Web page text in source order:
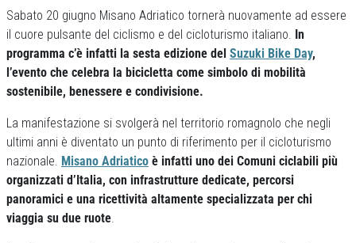
Sabato 20 giugno Misano Adriatico tornerà nuovamente ad essere
il cuore pulsante del ciclismo e del cicloturismo italiano. In
programma c’è infatti la sesta edizione del Suzuki Bike Day,
l’evento che celebra la bicicletta come simbolo di mobilità
sostenibile, benessere e condivisione.
La manifestazione si svolgerà nel territorio romagnolo che negli
ultimi anni è diventato un punto di riferimento per il cicloturismo
nazionale. Misano Adriatico è infatti uno dei Comuni ciclabili più
organizzati d’Italia, con infrastrutture dedicate, percorsi
panoramici e una ricettività altamente specializzata per chi
viaggia su due ruote.